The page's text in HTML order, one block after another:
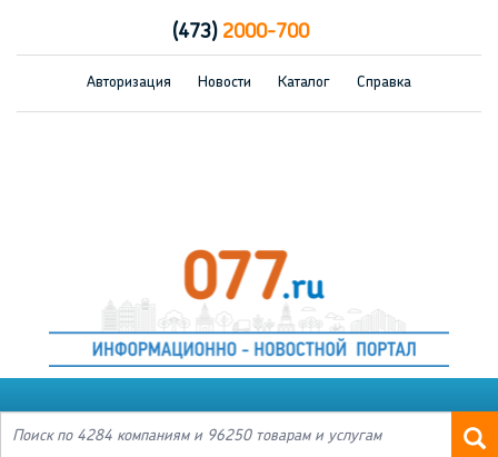
(473)2000-700
Авторизация Новости Каталог Справка